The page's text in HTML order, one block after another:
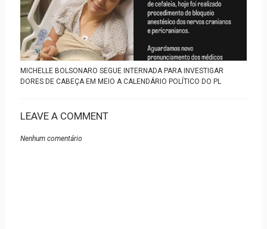
MICHELLE BOLSONARO SEGUE INTERNADA PARA INVESTIGAR
DORES DE CABEÇA EM MEIO A CALENDÁRIO POLÍTICO DO PL
LEAVE A COMMENT
Nenhum comentário